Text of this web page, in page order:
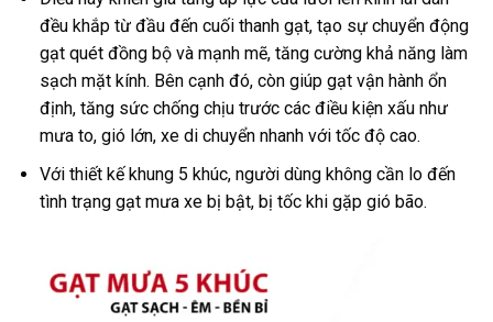
đều khắp từ đầu đến cuối thanh gạt, tạo sự chuyển động
gạt quét đồng bộ và mạnh mẽ, tăng cường khả năng làm
sạch mặt kính. Bên cạnh đó, còn giúp gạt vận hành ổn
định, tăng sức chống chịu trước các điều kiện xấu như
mưa to, gió lớn, xe di chuyển nhanh với tốc độ cao.
Với thiết kế khung 5 khúc, người dùng không cần lo đến
tình trạng gạt mưa xe bị bật, bị tốc khi gặp gió bão.